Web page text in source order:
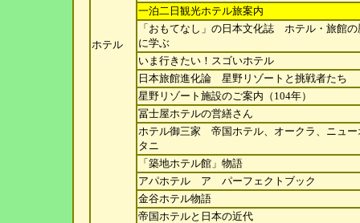
ホテル
一泊二日観光ホテル旅案内
「おもてなし」の日本文化誌 ホテル・旅館の
に学ぶ
いま行きたい！スゴいホテル
日本旅館進化論 星野リゾートと挑戦者たち
星野リゾート施設のご案内（104年）
冨士屋ホテルの営繕さん
ホテル御三家 帝国ホテル、オークラ、ニュー
タニ
「築地ホテル館」物語
アパホテル ア パーフェクトブック
金谷ホテル物語
帝国ホテルと日本の近代